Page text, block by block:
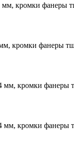
кромки фанеры
кромки фанеры
кромки
кромки